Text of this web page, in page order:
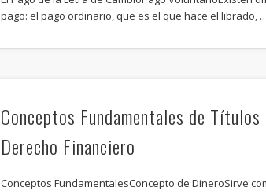
pago: el pago ordinario, que es el que hace el librado,
Conceptos Fundamentales de
Derecho Financiero
Conceptos FundamentalesConcepto de DineroSirve